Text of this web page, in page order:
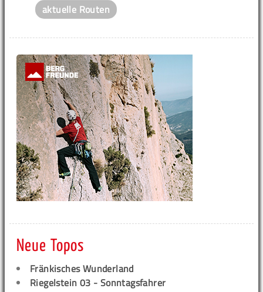
aktuelle Routen
Neue Topos
Fränkisches Wunderland
Riegelstein 03 - Sonntagsfahrer